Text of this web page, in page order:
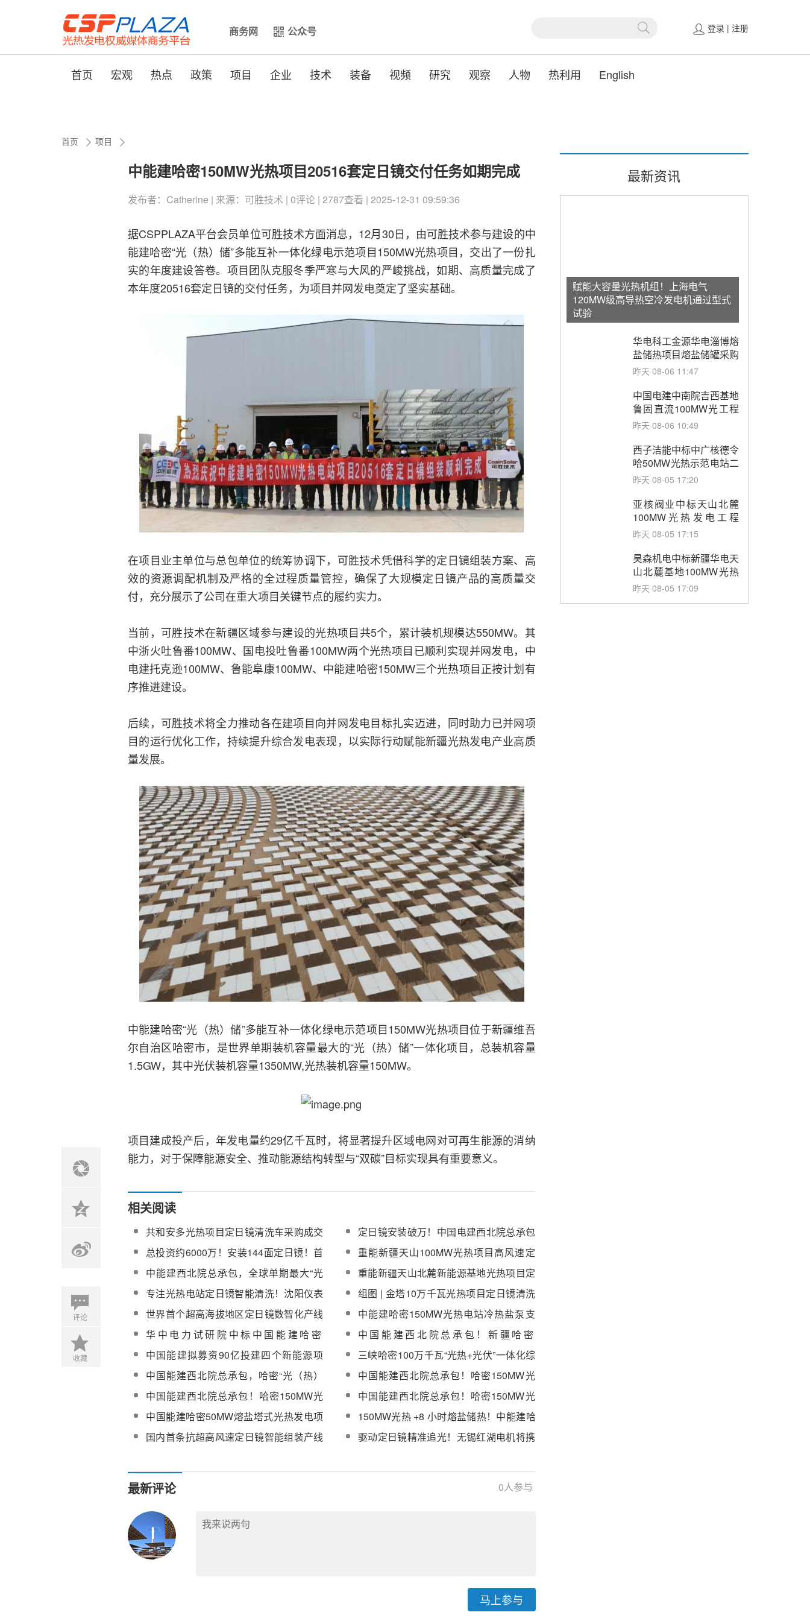
商务网 公众号 登录 | 注册
首页 宏观 热点 政策 项目 企业 技术 装备 视频 研究 观察 人物 热利用 English
首页 项目
中能建哈密150MW光热项目20516套定日镜交付任务如期完成
发布者：Catherine | 来源：可胜技术 | 0评论 | 2787查看 | 2025-12-31 09:59:36
据CSPPLAZA平台会员单位可胜技术方面消息，12月30日，由可胜技术参与建设的中
能建哈密“光（热）储”多能互补一体化绿电示范项目150MW光热项目，交出了一份扎
实的年度建设答卷。项目团队克服冬季严寒与大风的严峻挑战，如期、高质量完成了
本年度20516套定日镜的交付任务，为项目并网发电奠定了坚实基础。
在项目业主单位与总包单位的统筹协调下，可胜技术凭借科学的定日镜组装方案、高
效的资源调配机制及严格的全过程质量管控，确保了大规模定日镜产品的高质量交
付，充分展示了公司在重大项目关键节点的履约实力。
当前，可胜技术在新疆区域参与建设的光热项目共5个，累计装机规模达550MW。其
中浙火吐鲁番100MW、国电投吐鲁番100MW两个光热项目已顺利实现并网发电，中
电建托克逊100MW、鲁能阜康100MW、中能建哈密150MW三个光热项目正按计划有
序推进建设。
后续，可胜技术将全力推动各在建项目向并网发电目标扎实迈进，同时助力已并网项
目的运行优化工作，持续提升综合发电表现，以实际行动赋能新疆光热发电产业高质
量发展。
中能建哈密“光（热）储”多能互补一体化绿电示范项目150MW光热项目位于新疆维吾
尔自治区哈密市，是世界单期装机容量最大的“光（热）储”一体化项目，总装机容量
1.5GW，其中光伏装机容量1350MW,光热装机容量150MW。
项目建成投产后，年发电量约29亿千瓦时，将显著提升区域电网对可再生能源的消纳
能力，对于保障能源安全、推动能源结构转型与“双碳”目标实现具有重要意义。
评论
收藏
相关阅读
共和安多光热项目定日镜清洗车采购成交
公告
定日镜安装破万！中国电建西北院总承包
西藏安多100MW光热项目迎关键节点
总投资约6000万！安装144面定日镜！首
个光解水制氢商业化项目竣工
重能新疆天山100MW光热项目高风速定
日镜组装厂房正式完工
中能建西北院总承包，全球单期最大“光
（热）储”一体化项目定日镜已安装75％
重能新疆天山北麓新能源基地光热项目定
日镜组装车间首吊成功
专注光热电站定日镜智能清洗！沈阳仪表
院加入CSPPLAZA会员单位
组图 | 金塔10万千瓦光热项目定日镜清洗
实景图
世界首个超高海拔地区定日镜数智化产线
达产！安多光热项目链上企业开展共建活
动
中能建哈密150MW光热电站冷热盐泵支
架最后一板混凝土浇筑完成
华中电力试研院中标中国能建哈密
150MW光热电站EPC总承包系统调试服
务
中国能建西北院总承包！新疆哈密
150MW光热项目转入机电安装阶段
中国能建拟募资90亿投建四个新能源项
目，光热发电为核心投资方向
三峡哈密100万千瓦“光热+光伏”一体化综
合能源示范项目运行稳定
中国能建西北院总承包，哈密“光（热）
储”1500MW基地项目复工
中国能建西北院总承包！哈密150MW光
热项目进展梳理
中国能建西北院总承包！哈密150MW光
热项目主变、厂高变、备用变三大核心变
电设备同步安装到位
中国能建西北院总承包！哈密150MW光
热电站汽轮机高压缸模块吊装就位
中国能建哈密50MW熔盐塔式光热发电项
目冷盐泵及调温泵维修服务采购
150MW光热 +8 小时熔盐储热！中能建哈
密光热储基地全力冲刺 2026 年底投产
国内首条抗超高风速定日镜智能组装产线
驱动定日镜精准追光！无锡红湖电机将携
最新评论 0人参与
马上参与
最新资讯
赋能大容量光热机组！上海电气
120MW级高导热空冷发电机通过型式
试验
华电科工金源华电淄博熔
盐储热项目熔盐储罐采购
昨天 08-06 11:47
中国电建中南院吉西基地
鲁固直流100MW光工程
性能试验采购
昨天 08-06 10:49
西子洁能中标中广核德令
哈50MW光热示范电站二
列蒸汽发生器设备采购
昨天 08-05 17:20
亚核阀业中标天山北麓
100MW光热发电工程
EPC总承包项目熔盐截
购
昨天 08-05 17:15
昊森机电中标新疆华电天
山北麓基地100MW光热
发电工程EPC总承包项
昨天 08-05 17:09